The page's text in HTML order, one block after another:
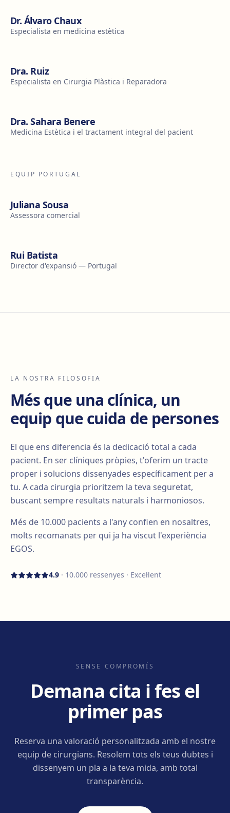
Dr. Álvaro Chaux
Especialista en medicina estètica
Dra. Ruiz
Especialista en Cirurgia Plàstica i Reparadora
Dra. Sahara Benere
Medicina Estètica i el tractament integral del pacient
EQUIP PORTUGAL
Juliana Sousa
Assessora comercial
Rui Batista
Director d'expansió — Portugal
LA NOSTRA FILOSOFIA
Més que una clínica, un
equip que cuida de persones
El que ens diferencia és la dedicació total a cada
pacient. En ser clíniques pròpies, t'oferim un tracte
proper i solucions dissenyades específicament per a
tu. A cada cirurgia prioritzem la teva seguretat,
buscant sempre resultats naturals i harmoniosos.
Més de 10.000 pacients a l'any confien en nosaltres,
molts recomanats per qui ja ha viscut l'experiència
EGOS.
4.9 · 10.000 ressenyes · Excel·lent
SENSE COMPROMÍS
Demana cita i fes el
primer pas
Reserva una valoració personalitzada amb el nostre
equip de cirurgians. Resolem tots els teus dubtes i
dissenyem un pla a la teva mida, amb total
transparència.